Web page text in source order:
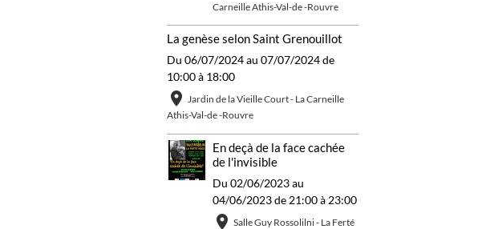
Carneille Athis-Val-de -Rouvre
La genèse selon Saint Grenouillot
Du 06/07/2024au 07/07/2024de
10:00à 18:00
Jardin de la Vieille Court - La Carneille
Athis-Val-de -Rouvre
En deçà de la face cachée
de l'invisible
Du 02/06/2023au
04/06/2023de 21:00à 23:00
Salle Guy Rossolilni - La Ferté